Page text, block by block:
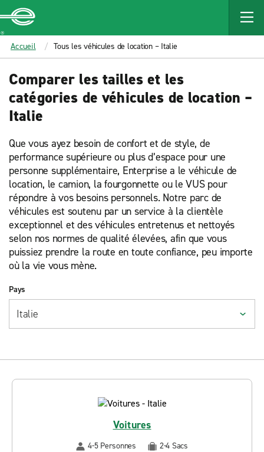
MAIN
CONTENT
Enterprise
Accueil Tous les véhicules de location – Italie
Comparer les tailles et les
catégories de véhicules de location –
Italie
Que vous ayez besoin de confort et de style, de
performance supérieure ou plus d’espace pour une
personne supplémentaire, Enterprise a le véhicule de
location, le camion, la fourgonnette ou le VUS pour
répondre à vos besoins personnels. Notre parc de
véhicules est soutenu par un service à la clientèle
exceptionnel et des véhicules entretenus et nettoyés
selon nos normes de qualité élevées, afin que vous
puissiez prendre la route en toute confiance, peu importe
où la vie vous mène.
Pays
Voitures
4-5 Personnes 2-4 Sacs